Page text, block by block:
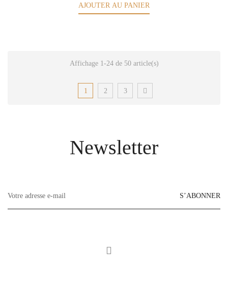
AJOUTER AU PANIER
Affichage 1-24 de 50 article(s)
1 2 3
Newsletter
S’ABONNER